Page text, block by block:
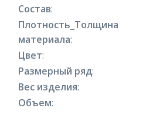
Состав:
Плотность_Толщина
материала:
Цвет:
Размерный ряд:
Вес изделия:
Объем: